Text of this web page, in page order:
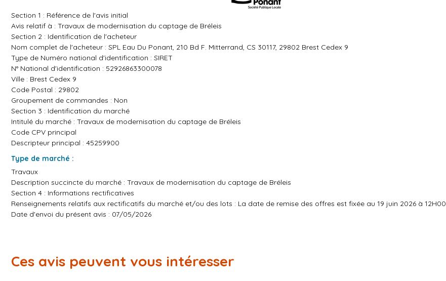
Section 1 : Référence de l'avis initial
Avis relatif à : Travaux de modernisation du captage de Bréleis
Section 2 : Identification de l'acheteur
Nom complet de l'acheteur : SPL Eau Du Ponant, 210 Bd F. Mitterrand, CS 30117, 29802 Brest Cedex 9
Type de Numéro national d'identification : SIRET
N° National d'identification : 52926863300078
Ville : Brest Cedex 9
Code Postal : 29802
Groupement de commandes : Non
Section 3 : Identification du marché
Intitulé du marché : Travaux de modernisation du captage de Bréleis
Code CPV principal
Descripteur principal : 45259900
Type de marché :
Travaux
Description succincte du marché : Travaux de modernisation du captage de Bréleis
Section 4 : Informations rectificatives
Renseignements relatifs aux rectificatifs du marché et/ou des lots : La date de remise des offres est fixée au 19 juin 2026 à 12H00
Date d'envoi du présent avis : 07/05/2026
Ces avis peuvent vous intéresser